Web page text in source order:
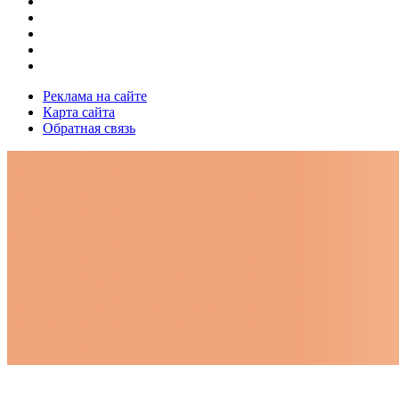
Реклама на сайте
Карта сайта
Обратная связь